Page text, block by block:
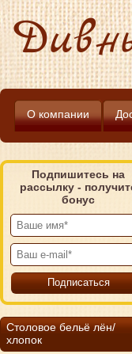
О компании
Подпишитесь на
рассылку -
бонус
Столовое бельё лён/
хлопок